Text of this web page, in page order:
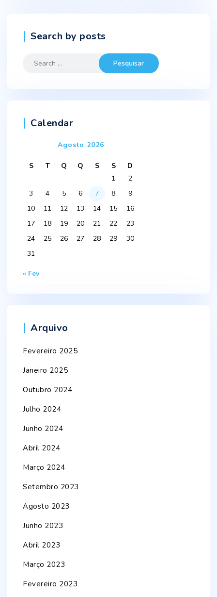
Search by posts
Search
Calendar
Agosto 2026
S T Q Q S S
D
1
2
3
4 5 6 7 8
9
10
11 12 13 14 15
16
17
18 19 20 21 22
23
24
25 26 27 28 29
30
31
« Fev
Arquivo
Fevereiro 2025
Janeiro 2025
Outubro 2024
Julho 2024
Junho 2024
Abril 2024
Março 2024
Setembro 2023
Agosto 2023
Junho 2023
Abril 2023
Março 2023
Fevereiro 2023